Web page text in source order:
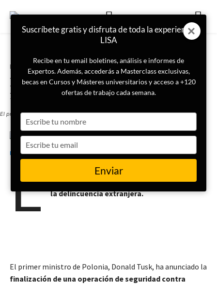
Portada
Polonia se abre a deportar a
miembros de bandas extranjeras
El primer ministro de Polonia, Donald Tusk
LISA News
E
l gobierno de Polonia busca incrementar las
medidas de seguridad del país para reducir
la delincuencia extranjera.
El primer ministro de Polonia, Donald Tusk, ha anunciado la
finalización de una operación de seguridad contra
Suscríbete gratis y disfruta de toda la experiencia
LISA
Recibe en tu email boletines, análisis e informes de
Expertos. Además, accederás a Masterclass exclusivas,
becas en Cursos y Másteres universitarios y acceso a +120
ofertas de trabajo cada semana.
your
name
your
email
Enviar